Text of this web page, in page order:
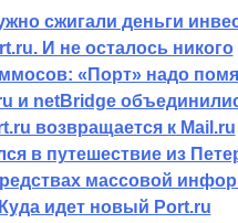
сжигали деньги
И не осталось никого
«Порт» надо
и netBridge
возвращается к Mail.ru
в путешествие из
массовой
Куда идет новый Port.ru